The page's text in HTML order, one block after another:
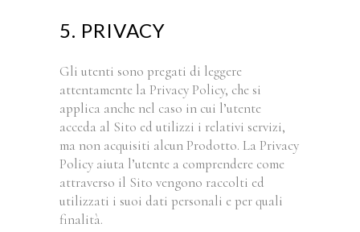
5. PRIVACY
Gli utenti sono pregati di leggere
attentamente la Privacy Policy, che si
applica anche nel caso in cui l’utente
acceda al Sito ed utilizzi i relativi servizi,
ma non acquisiti alcun Prodotto. La Privacy
Policy aiuta l’utente a comprendere come
attraverso il Sito vengono raccolti ed
utilizzati i suoi dati personali e per quali
finalità.